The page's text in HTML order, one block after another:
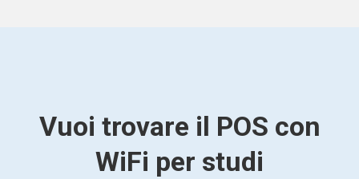
Vuoi trovare il POS con
WiFi per studi